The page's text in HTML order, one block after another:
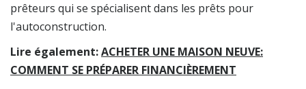
prêteurs qui se spécialisent dans les prêts pour
l'autoconstruction.
Lire également:ACHETER UNE MAISON NEUVE:
COMMENT SE PRÉPARER FINANCIÈREMENT